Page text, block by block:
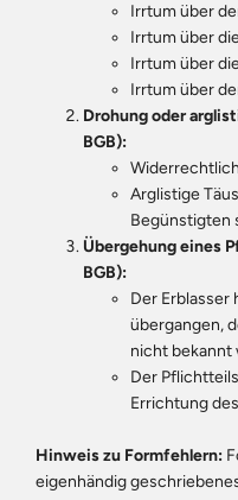
Irrtum über
Irrtum über
Irrtum über
Irrtum über
Drohung oder
BGB):
Arglistige
Begünstigten
Übergehung eines
BGB):
Der
übergangen,
nicht bekannt
Der
Errichtung
Hinweis zu Formfehlern:
eigenhändig